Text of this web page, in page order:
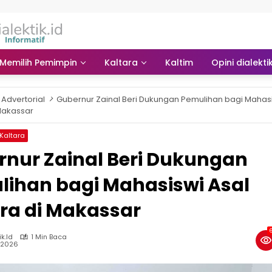
Memilih Pemimpin Kaltara Kaltim Opini
Advertorial
Gubernur Zainal Beri Dukungan Pemulihan bagi
Kaltara
Zainal Beri Dukungan
bagi Mahasiswi Asal
di Makassar
1 Min Baca
2026